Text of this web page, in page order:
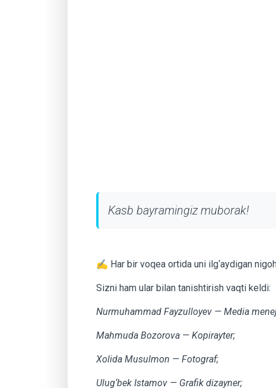
Kasb bayramingiz muborak!
✍️ Har bir voqea ortida uni ilg‘aydigan
Sizni ham ular bilan tanishtirish vaqti keldi:
Nurmuhammad Fayzulloyev — Media
Mahmuda Bozorova — Kopirayter;
Xolida Musulmon — Fotograf;
Ulug‘bek Istamov — Grafik dizayner;